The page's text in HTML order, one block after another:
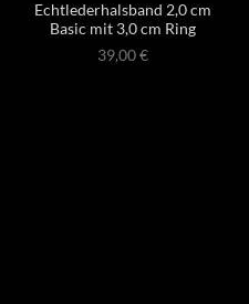
Echtlederhalsband 2,0 cm
Basic mit 3,0 cm Ring
39,00€